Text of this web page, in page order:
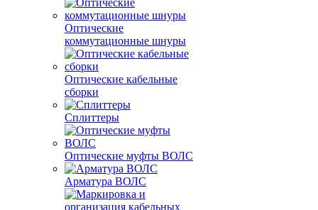
Оптические
коммутационные шнуры
Оптические кабельные
сборки
Сплиттеры
Оптические муфты ВОЛС
Арматура ВОЛС